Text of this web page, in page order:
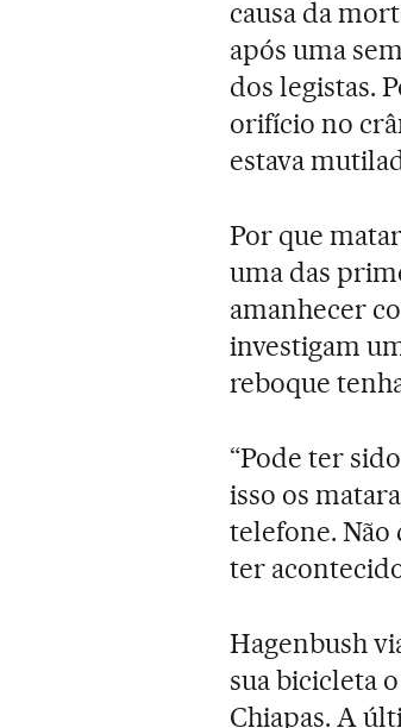
causa da
após uma
dos legistas.
orifício no
estava
Por que
uma das
amanhecer
investigam
reboque
“Pode ter
isso os
telefone. Não
ter
Hagenbush
sua bicicleta
Chiapas. A